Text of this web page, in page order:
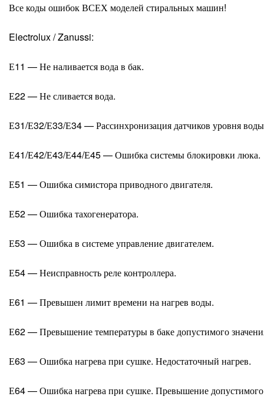
Все коды ошибок ВСЕХ моделей стиральных машин!
Electrolux / Zanussi:
Е11 — Не наливается вода в бак.
Е22 — Не сливается вода.
Е31/Е32/Е33/Е34 — Рассинхронизация датчиков уровня
Е41/Е42/Е43/Е44/Е45 — Ошибка системы блокировки люка.
Е51 — Ошибка симистора приводного двигателя.
Е52 — Ошибка тахогенератора.
Е53 — Ошибка в системе управление двигателем.
Е54 — Неисправность реле контроллера.
Е61 — Превышен лимит времени на нагрев воды.
Е62 — Превышение температуры в баке допустимого
Е63 — Ошибка нагрева при сушке. Недостаточный нагрев.
Е64 — Ошибка нагрева при сушке. Превышение допустимого